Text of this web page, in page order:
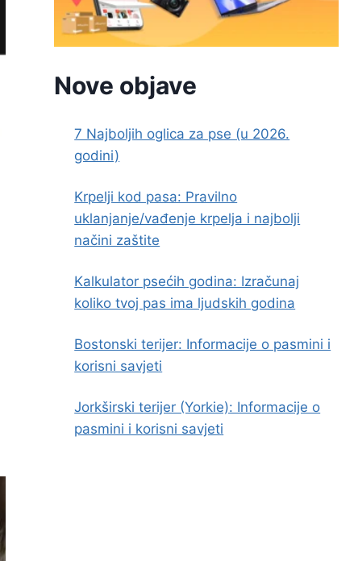
Nove objave
7 Najboljih oglica za pse (u 2026.
godini)
Krpelji kod pasa: Pravilno
uklanjanje/vađenje krpelja i najbolji
načini zaštite
Kalkulator psećih godina: Izračunaj
koliko tvoj pas ima ljudskih godina
Bostonski terijer: Informacije o pasmini i
korisni savjeti
Jorkširski terijer (Yorkie): Informacije o
pasmini i korisni savjeti